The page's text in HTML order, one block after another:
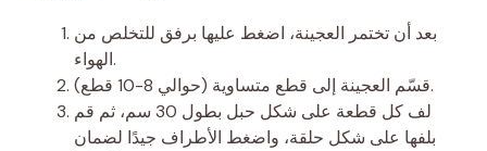
بعد أن تختمر العجينة، اضغط عليها برفق للتخلص من
الهواء.
قسّم العجينة إلى قطع متساوية (حوالي 8-10 قطع).
لف كل قطعة على شكل حبل بطول 30 سم، ثم قم
بلفها على شكل حلقة، واضغط الأطراف جيدًا لضمان